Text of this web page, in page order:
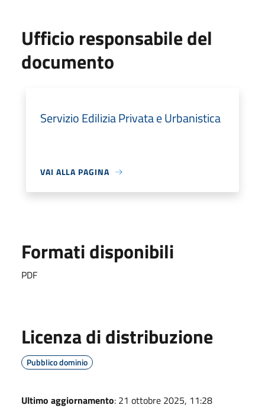
Ufficio responsabile del
documento
Servizio Edilizia Privata e Urbanistica
VAI ALLA PAGINA
Formati disponibili
PDF
Licenza di distribuzione
Pubblico dominio
Ultimo aggiornamento: 21 ottobre 2025, 11:28